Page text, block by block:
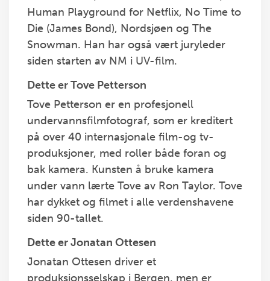
Human Playground for Netflix, No Time to
Die (James Bond), Nordsjøen og The
Snowman. Han har også vært juryleder
siden starten av NM i UV-film.
Dette er Tove Petterson
Tove Petterson er en profesjonell
undervannsfilmfotograf, som er kreditert
på over 40 internasjonale film-og tv-
produksjoner, med roller både foran og
bak kamera. Kunsten å bruke kamera
under vann lærte Tove av Ron Taylor. Tove
har dykket og filmet i alle verdenshavene
siden 90-tallet.
Dette er Jonatan Ottesen
Jonatan Ottesen driver et
produksjonsselskap i Bergen, men er